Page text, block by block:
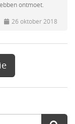
ontmoet.
26 oktober 2018